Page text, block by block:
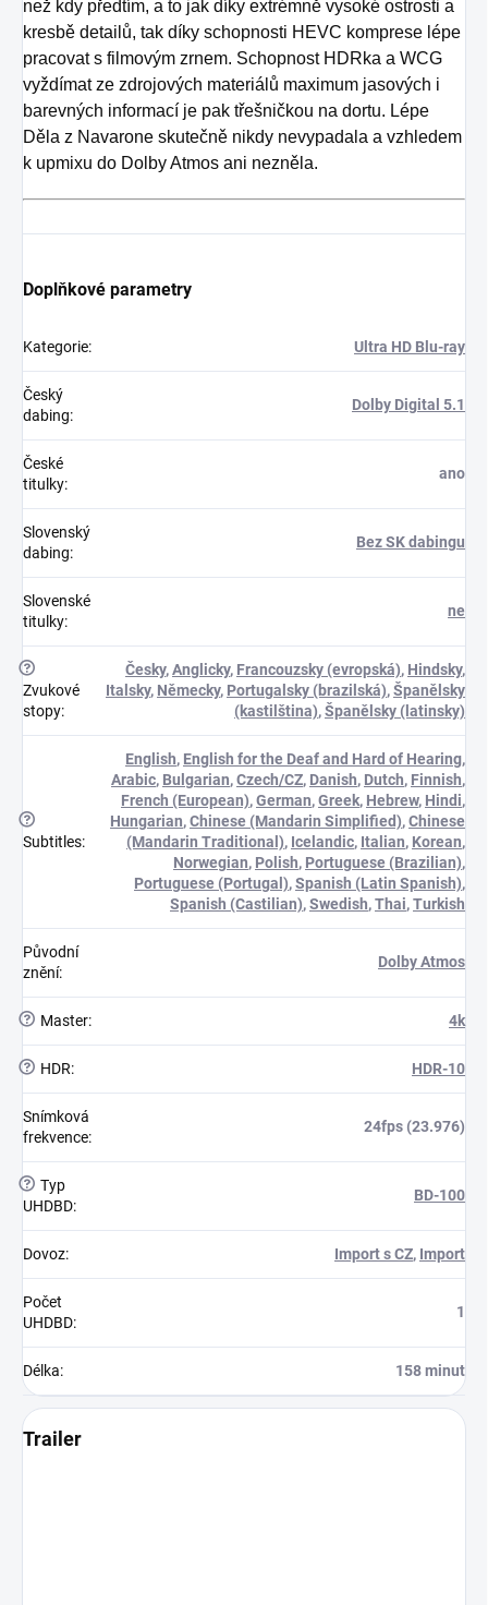
než kdy předtím, a to jak díky extrémně vysoké ostrosti a
kresbě detailů, tak díky schopnosti HEVC komprese lépe
pracovat s filmovým zrnem. Schopnost HDRka a WCG
vyždímat ze zdrojových materiálů maximum jasových i
barevných informací je pak třešničkou na dortu. Lépe
Děla z Navarone skutečně nikdy nevypadala a vzhledem
k upmixu do Dolby Atmos ani nezněla.
Doplňkové parametry
Kategorie: Ultra HD Blu-ray
Český
dabing:
Dolby Digital 5.1
České
titulky:
ano
Slovenský
dabing:
Bez SK dabingu
Slovenské
titulky:
ne
?
Zvukové
stopy:
Česky,Anglicky, Francouzsky (evropská), Hindsky,
Italsky, Německy, Portugalsky (brazilská),Španělsky
(kastilština),Španělsky (latinsky)
?
Subtitles:
English, English for the Deaf and Hard of Hearing,
Arabic, Bulgarian,Czech/CZ, Danish, Dutch, Finnish,
French (European),German,Greek, Hebrew, Hindi,
Hungarian,Chinese (Mandarin Simplified),Chinese
(Mandarin Traditional), Icelandic, Italian, Korean,
Norwegian, Polish, Portuguese (Brazilian),
Portuguese (Portugal),Spanish (Latin Spanish),
Spanish (Castilian),Swedish,Thai,Turkish
Původní
znění:
Dolby Atmos
? Master: 4k
? HDR: HDR-10
Snímková
frekvence:
24fps (23.976)
? Typ
UHDBD:
BD-100
Dovoz: Import s CZ, Import
Počet
UHDBD:
1
Délka: 158 minut
Trailer